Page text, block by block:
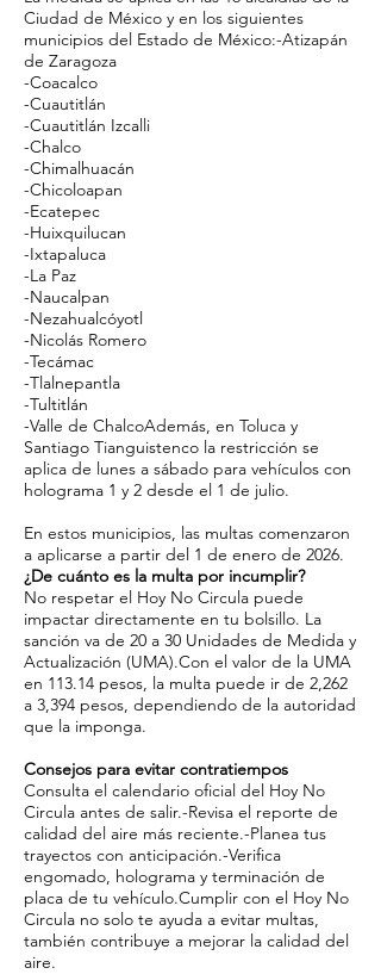
Ciudad de México y en los siguientes
municipios del Estado de México:-Atizapán
de Zaragoza
-Coacalco
-Cuautitlán
-Cuautitlán Izcalli
-Chalco
-Chimalhuacán
-Chicoloapan
-Ecatepec
-Huixquilucan
-Ixtapaluca
-La Paz
-Naucalpan
-Nezahualcóyotl
-Nicolás Romero
-Tecámac
-Tlalnepantla
-Tultitlán
-Valle de ChalcoAdemás, en Toluca y
Santiago Tianguistenco la restricción se
aplica de lunes a sábado para vehículos con
holograma 1 y 2 desde el 1 de julio.
En estos municipios, las multas comenzaron
a aplicarse a partir del 1 de enero de 2026.
¿De cuánto es la multa por incumplir?
No respetar el Hoy No Circula puede
impactar directamente en tu bolsillo. La
sanción va de 20 a 30 Unidades de Medida y
Actualización (UMA).Con el valor de la UMA
en 113.14 pesos, la multa puede ir de 2,262
a 3,394 pesos, dependiendo de la autoridad
que la imponga.
Consejos para evitar contratiempos
Consulta el calendario oficial del Hoy No
Circula antes de salir.-Revisa el reporte de
calidad del aire más reciente.-Planea tus
trayectos con anticipación.-Verifica
engomado, holograma y terminación de
placa de tu vehículo.Cumplir con el Hoy No
Circula no solo te ayuda a evitar multas,
también contribuye a mejorar la calidad del
aire.